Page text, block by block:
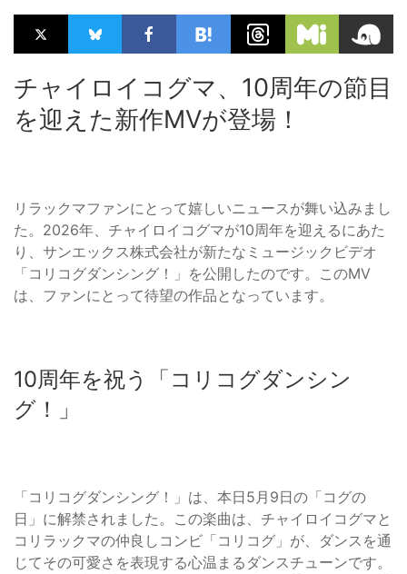
チャイロイコグマ、10周年の節目
を迎えた新作MVが登場！
リラックマファンにとって嬉しいニュースが舞い込みまし
た。2026年、チャイロイコグマが10周年を迎えるにあた
り、サンエックス株式会社が新たなミュージックビデオ
「コリコグダンシング！」を公開したのです。このMV
は、ファンにとって待望の作品となっています。
10周年を祝う「コリコグダンシン
グ！」
「コリコグダンシング！」は、本日5月9日の「コグの
日」に解禁されました。この楽曲は、チャイロイコグマと
コリラックマの仲良しコンビ「コリコグ」が、ダンスを通
じてその可愛さを表現する心温まるダンスチューンです。